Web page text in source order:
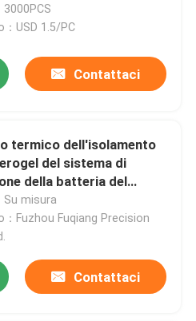
3000PCS
：USD 1.5/PC
Contattaci
termico dell'isolamento
del sistema di
della batteria del
ignifugo
Su misura
：Fuzhou Fuqiang Precision
Contattaci